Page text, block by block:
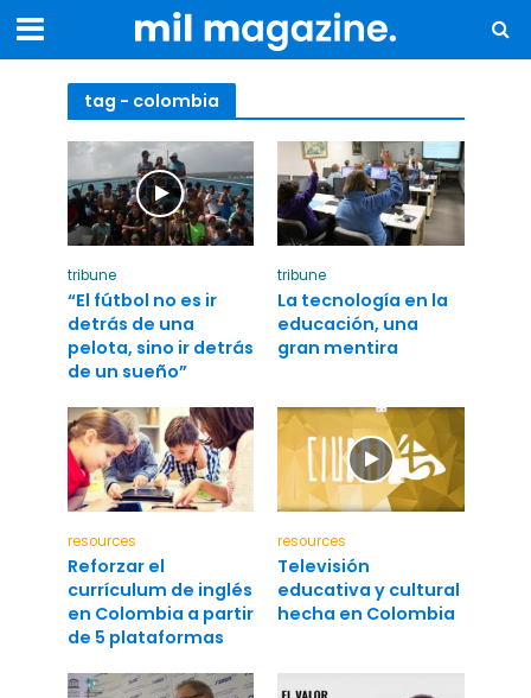
tag - colombia
tribune
“El fútbol no es ir
detrás de una
pelota, sino ir detrás
de un sueño”
tribune
La tecnología en la
educación, una
gran mentira
resources
Reforzar el
currículum de inglés
en Colombia a partir
de 5 plataformas
resources
Televisión
educativa y cultural
hecha en Colombia